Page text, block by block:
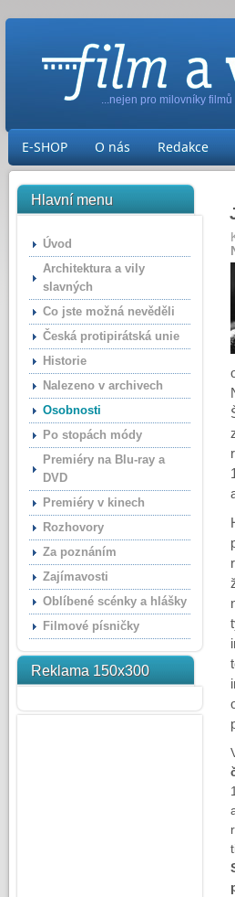
...nejen pro milovníky
E-SHOP O nás Redakce
Hlavní menu
Úvod
Architektura a vily
slavných
Co jste možná nevěděli
Česká protipirátská unie
Historie
Nalezeno v archivech
Osobnosti
Po stopách módy
Premiéry na Blu-ray a
DVD
Premiéry v kinech
Rozhovory
Za poznáním
Zajímavosti
Oblíbené scénky a hlášky
Filmové písničky
Reklama 150x300